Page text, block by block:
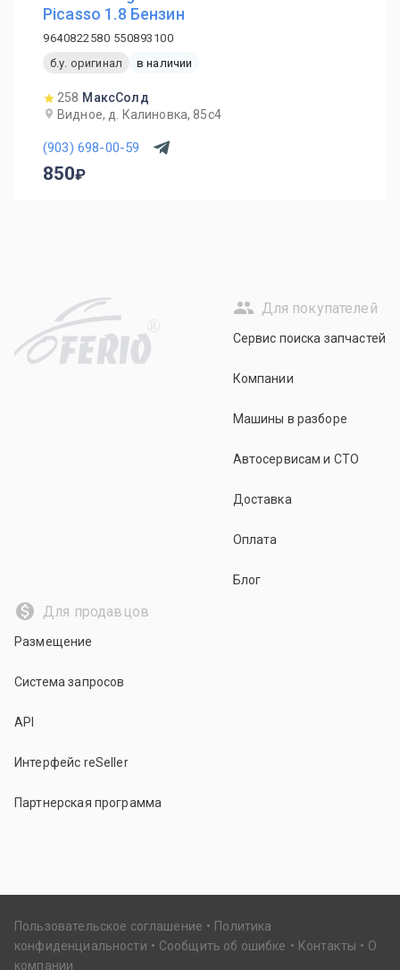
Picasso 1.8 Бензин
9640822580 550893100
б.у. оригинал
в наличии
258 МаксСолд
Видное, д. Калиновка, 85с4
(903) 698-00-59
850
R
Для покупателей
Сервис поиска запчастей
Компании
Машины в разборе
Автосервисам и СТО
Доставка
Оплата
Блог
Для продавцов
Размещение
Система запросов
API
Интерфейс reSeller
Партнерская программа
Пользовательское соглашение
Политика
конфиденциальности
Сообщить об ошибке Контакты
О
компании